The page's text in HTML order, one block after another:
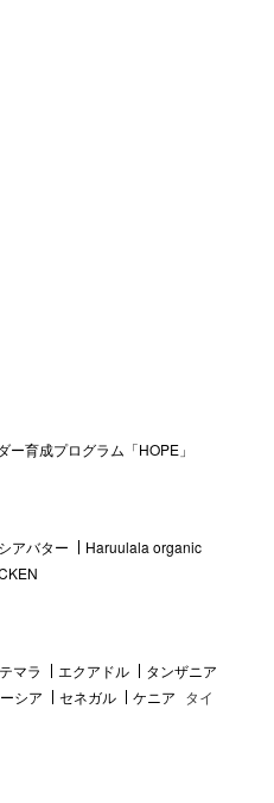
ー育成プログラム「HOPE」
アバター
Haruulala organic
マラ エクアドル
タンザニア
シア セネガル ケニア タイ